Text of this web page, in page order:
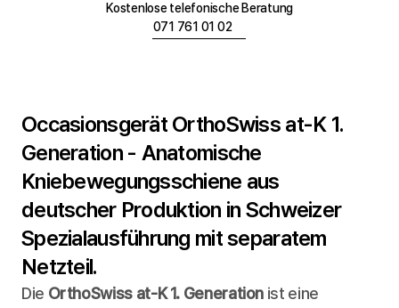
Kostenlose telefonische Beratung
071 761 01 02
Occasionsgerät OrthoSwiss at-K 1.
Generation - Anatomische
Kniebewegungsschiene aus
deutscher Produktion in Schweizer
Spezialausführung mit separatem
Netzteil.
Die OrthoSwiss at-K 1. Generation ist eine